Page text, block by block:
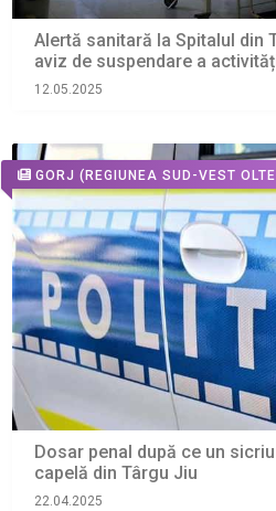
Alertă sanitară la Spitalul din
aviz de suspendare a
12.05.2025
GORJ (REGIUNEA SUD-VEST
Dosar penal după ce un
capelă din Târgu Jiu
22.04.2025